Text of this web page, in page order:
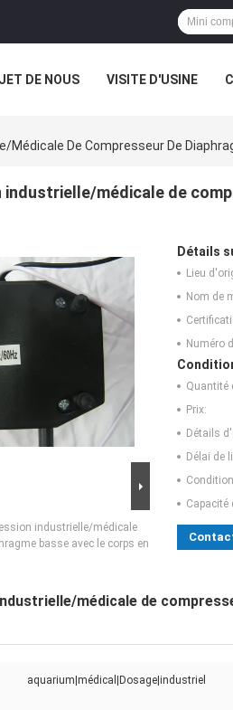
DE NOUS VISITE D'USINE
médicale De Compresseur De
industrielle/médicale de
industrielle/médicale
basse avec le corps en
Détails
Lieu
Nom de
Numéro
Quantité
Prix:
Détails
Délai de
Capacité
médicale de
aquarium|médical|Dosage|industriel